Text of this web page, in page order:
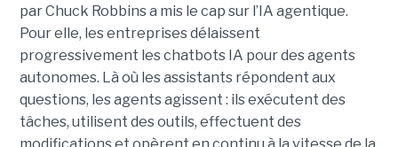
par Chuck Robbins a mis le cap sur l’IA agentique.
Pour elle, les entreprises délaissent
progressivement les chatbots IA pour des agents
autonomes. Là où les assistants répondent aux
questions, les agents agissent : ils exécutent des
tâches, utilisent des outils, effectuent des